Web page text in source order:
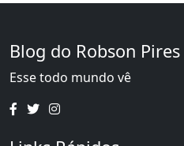
Blog do Robson Pires
Esse todo mundo vê